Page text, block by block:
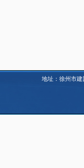
地址：徐州市